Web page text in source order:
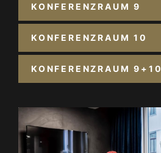
KONFERENZRAUM 9
KONFERENZRAUM 10
KONFERENZRAUM 9+10